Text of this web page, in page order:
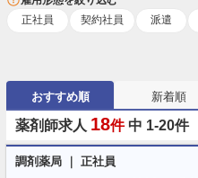
正社員
契約社員 派遣
おすすめ順 新着順
薬剤師求人 18件 中 1-20件
調剤薬局 ｜ 正社員